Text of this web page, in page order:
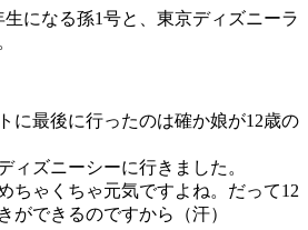
になる孫1号と、東京ディズニーラ
に最後に行ったのは確か娘が12歳の
ィズニーシーに行きました。
ちゃくちゃ元気ですよね。だって12
ができるのですから（汗）